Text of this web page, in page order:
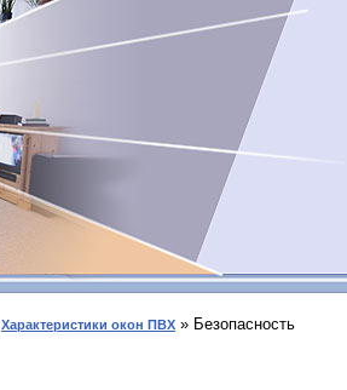
Характеристики окон ПВХ » Безопасность